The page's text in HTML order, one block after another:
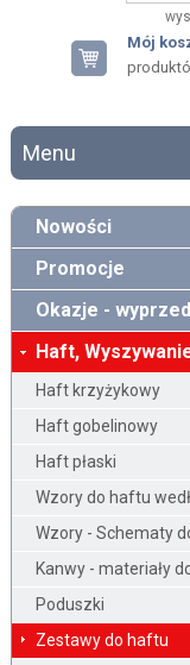
Mój
Menu
Nowości
Promocje
Okazje -
Haft,
Haft krzyżykowy
Haft gobelinowy
Haft płaski
Wzory do haftu
Wzory - Schematy
Kanwy - materiały
Poduszki
Zestawy do haftu